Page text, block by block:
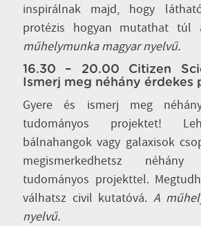
inspirálnak majd, hogy
protézis hogyan mutathat túl
műhelymunka magyar nyelvű.
16.30 – 20.00 Citizen
Ismerj meg néhány érdekes
Gyere és ismerj meg
tudományos projektet!
bálnahangok vagy galaxisok
megismerkedhetsz
tudományos projekttel.
válhatsz civil kutatóvá. A
nyelvű.